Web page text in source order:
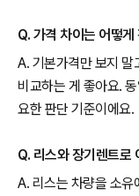
Q. 가격 차이는 어떻
A. 기본가격만 보지 말
비교하는 게 좋아요.
요한 판단 기준이에요.
Q. 리스와 장기렌트로
A. 리스는 차량을 소유